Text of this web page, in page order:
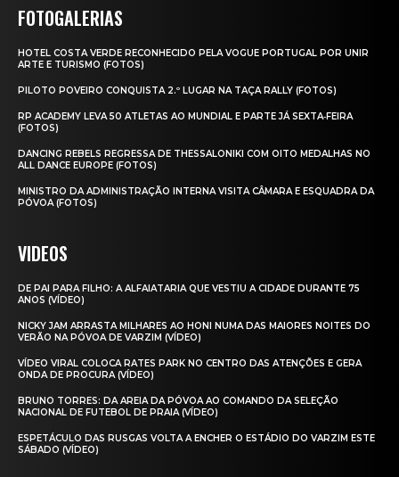
FOTOGALERIAS
HOTEL COSTA VERDE RECONHECIDO PELA VOGUE PORTUGAL POR UNIR
ARTE E TURISMO (FOTOS)
PILOTO POVEIRO CONQUISTA 2.º LUGAR NA TAÇA RALLY (FOTOS)
RP ACADEMY LEVA 50 ATLETAS AO MUNDIAL E PARTE JÁ SEXTA‑FEIRA
(FOTOS)
DANCING REBELS REGRESSA DE THESSALONIKI COM OITO MEDALHAS NO
ALL DANCE EUROPE (FOTOS)
MINISTRO DA ADMINISTRAÇÃO INTERNA VISITA CÂMARA E ESQUADRA DA
PÓVOA (FOTOS)
VIDEOS
DE PAI PARA FILHO: A ALFAIATARIA QUE VESTIU A CIDADE DURANTE 75
ANOS (VÍDEO)
NICKY JAM ARRASTA MILHARES AO HONI NUMA DAS MAIORES NOITES DO
VERÃO NA PÓVOA DE VARZIM (VÍDEO)
VÍDEO VIRAL COLOCA RATES PARK NO CENTRO DAS ATENÇÕES E GERA
ONDA DE PROCURA (VÍDEO)
BRUNO TORRES: DA AREIA DA PÓVOA AO COMANDO DA SELEÇÃO
NACIONAL DE FUTEBOL DE PRAIA (VÍDEO)
ESPETÁCULO DAS RUSGAS VOLTA A ENCHER O ESTÁDIO DO VARZIM ESTE
SÁBADO (VÍDEO)